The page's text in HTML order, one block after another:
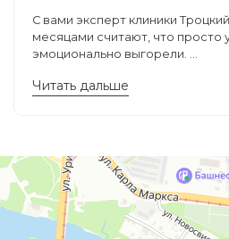
С вами эксперт клиники
месяцами считают, что просто
эмоционально выгорели. ...
Читать дальше